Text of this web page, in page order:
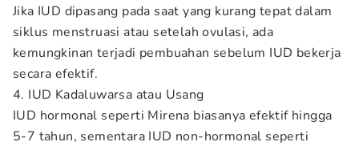
Jika IUD dipasang pada saat yang kurang tepat dalam
siklus menstruasi atau setelah ovulasi, ada
kemungkinan terjadi pembuahan sebelum IUD bekerja
secara efektif.
4. IUD Kadaluwarsa atau Usang
IUD hormonal seperti Mirena biasanya efektif hingga
5-7 tahun, sementara IUD non-hormonal seperti